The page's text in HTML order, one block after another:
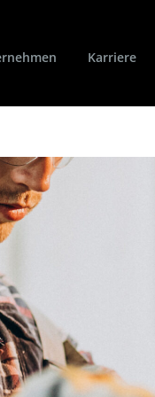
Karriere